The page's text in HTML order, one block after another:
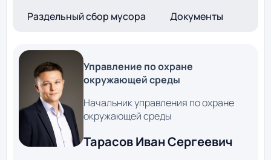
Раздельный сбор мусора
Документы
Управление по охране
окружающей среды
Начальник управления по охране
окружающей среды
Тарасов Иван Сергеевич